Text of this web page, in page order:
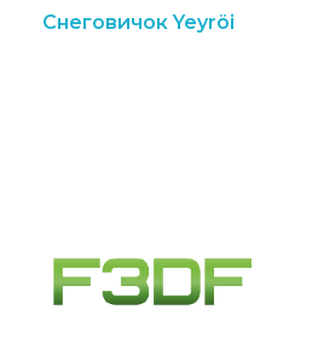
Снеговичок Yeyröi